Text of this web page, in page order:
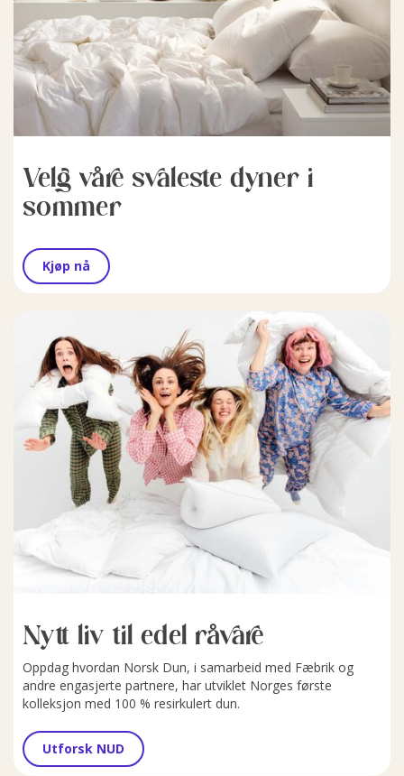
Velg våre svaleste dyner i
sommer
Kjøp nå
Nytt liv til edel råvare
Oppdag hvordan Norsk Dun, i samarbeid med Fæbrik og
andre engasjerte partnere, har utviklet Norges første
kolleksjon med 100 % resirkulert dun.
Utforsk NUD